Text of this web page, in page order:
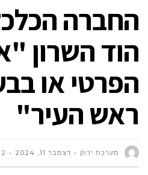
החברה
הוד השרון
הפרטי או
ראש העיר"
מערכת ירוק דצמבר 11, 2024